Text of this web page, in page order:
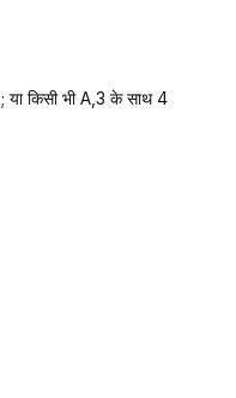
किसी भी A,3 के साथ 4